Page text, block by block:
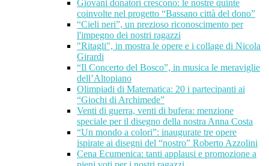
Giovani donatori crescono: le nostre quinte
coinvolte nel progetto “Bassano città del dono”
“Cieli neri”, un prezioso riconoscimento per
l'impegno dei nostri ragazzi
"Ritagli", in mostra le opere e i collage di Nicola
Girardi
“Il Concerto del Bosco”, in musica le meraviglie
dell’Altopiano
Olimpiadi di Matematica: 20 i partecipanti ai
“Giochi di Archimede”
Venti di guerra, venti di bufera: menzione
speciale per il disegno della nostra Anna Costa
“Un mondo a colori”: inaugurate tre opere
ispirate ai disegni del “nostro” Roberto Azzolini
Cena Ecumenica: tanti applausi e promozione a